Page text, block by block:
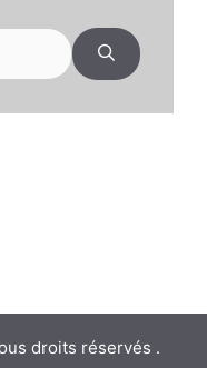
droits réservés .